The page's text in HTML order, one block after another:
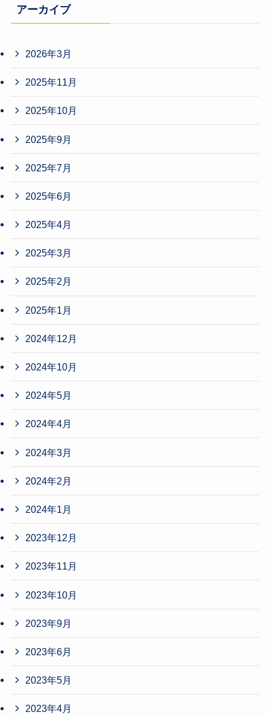
アーカイブ
2026年3月
2025年11月
2025年10月
2025年9月
2025年7月
2025年6月
2025年4月
2025年3月
2025年2月
2025年1月
2024年12月
2024年10月
2024年5月
2024年4月
2024年3月
2024年2月
2024年1月
2023年12月
2023年11月
2023年10月
2023年9月
2023年6月
2023年5月
2023年4月